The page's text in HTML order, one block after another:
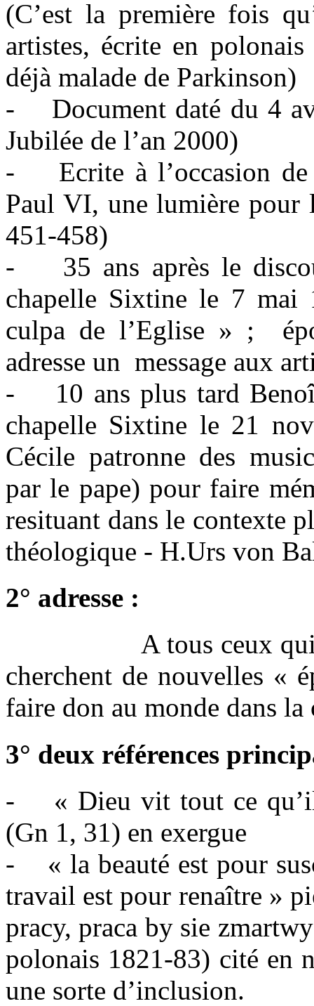
(C’est la première fois
artistes, écrite en
déjà malade de Parkinson)
- Document daté du 4
Jubilée de l’an 2000)
- Ecrite à l’occasion de
Paul VI, une lumière
451-458)
- 35 ans après le
chapelle Sixtine le 7
culpa de l’Eglise » ;
adresse un message aux
- 10 ans plus tard
chapelle Sixtine le 21
Cécile patronne des
par le pape) pour faire
resituant dans le contexte
théologique - H.Urs von
2° adresse :
A tous ceux qui,
cherchent de nouvelles «
faire don au monde dans
3° deux références
- « Dieu vit tout ce qu’il
(Gn 1, 31) en exergue
- « la beauté est pour
travail est pour renaître »
pracy, praca by sie
polonais 1821-83) cité en
une sorte d’inclusion.